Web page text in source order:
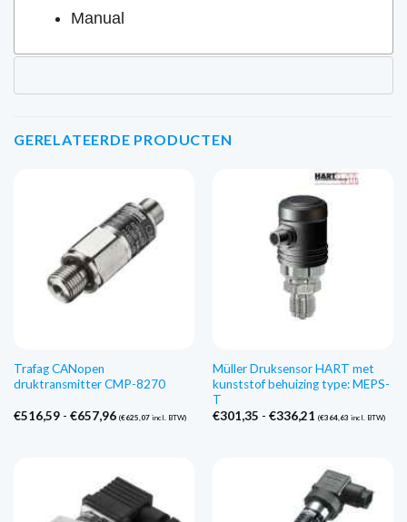
Manual
GERELATEERDE PRODUCTEN
Trafag CANopen
druktransmitter CMP-8270
€516,59 - €657,96Prijsklasse:
(€625,07incl. BTW)
Müller Druksensor HART met
kunststof behuizing type: MEPS-
T
€301,35 - €336,21 Prijsklasse:
(€364,63 incl. BTW)